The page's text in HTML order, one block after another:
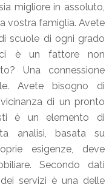
migliore in assoluto,
vostra famiglia. Avete
scuole di ogni grado
è un fattore non
Una connessione
Avete bisogno di
di un pronto
è un elemento di
analisi, basata su
esigenze, deve
Secondo dati
servizi è una delle